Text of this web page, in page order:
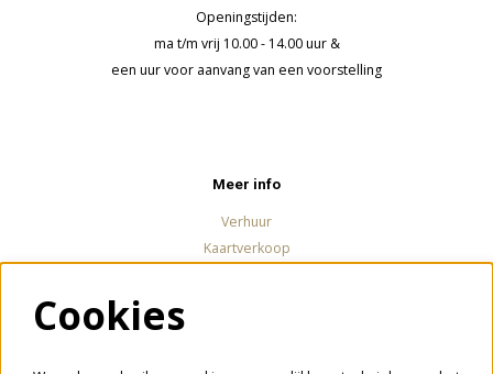
Openingstijden:
ma t/m vrij 10.00 - 14.00 uur &
een uur voor aanvang van een voorstelling
Meer info
Verhuur
Kaartverkoop
Cookies